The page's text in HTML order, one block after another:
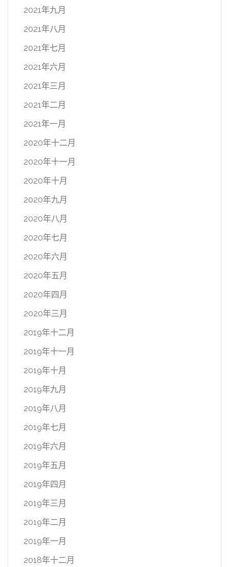
2021年九月
2021年八月
2021年七月
2021年六月
2021年三月
2021年二月
2021年一月
2020年十二月
2020年十一月
2020年十月
2020年九月
2020年八月
2020年七月
2020年六月
2020年五月
2020年四月
2020年三月
2019年十二月
2019年十一月
2019年十月
2019年九月
2019年八月
2019年七月
2019年六月
2019年五月
2019年四月
2019年三月
2019年二月
2019年一月
2018年十二月